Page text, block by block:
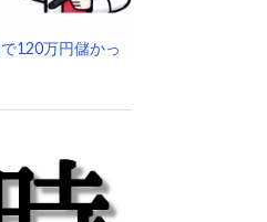
120万円儲かっ